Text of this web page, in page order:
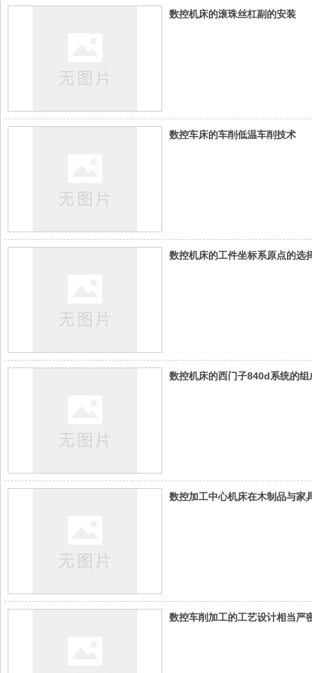
数控机床的滚珠丝杠副的安装
数控车床的车削低温车削技术
数控机床的工件坐标系原点的选
数控机床的西门子840d系统的组
数控加工中心机床在木制品与家
数控车削加工的工艺设计相当严